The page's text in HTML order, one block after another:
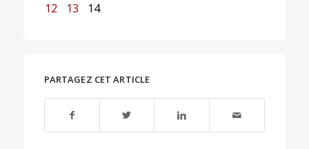
12
13 14
PARTAGEZ CET ARTICLE